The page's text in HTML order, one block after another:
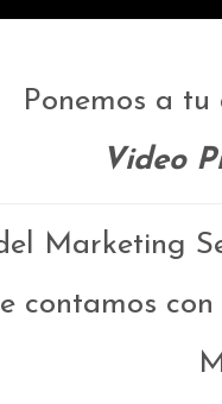
a tu
Video
Marketing
contamos